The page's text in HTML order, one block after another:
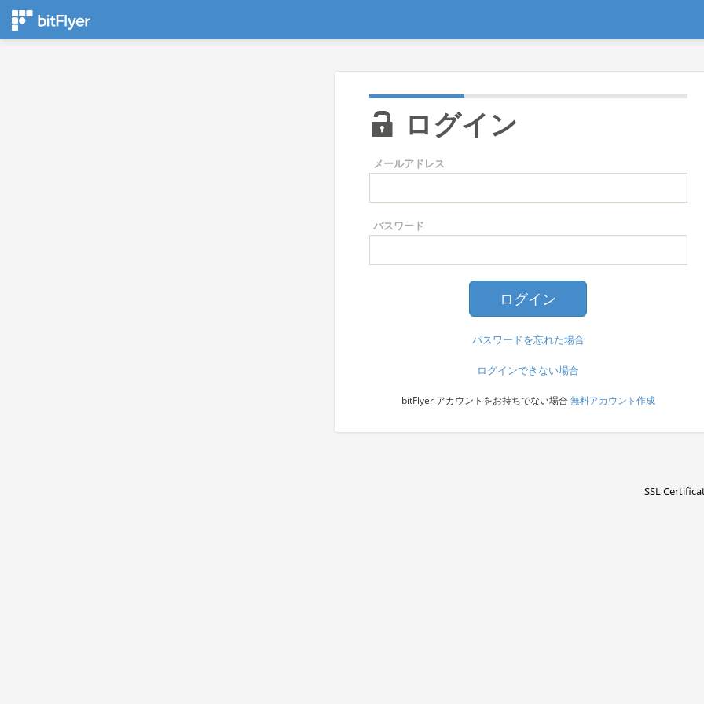
ログイン
メールアドレス
パスワード
パスワードを忘れた場合
ログインできない場合
bitFlyer アカウントをお持ちでない場合 無料アカウント作成
SSL